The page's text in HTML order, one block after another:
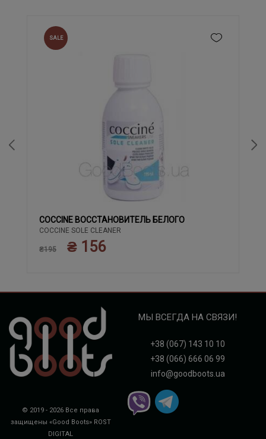
SALE
COCCINE ВОССТАНОВИТЕЛЬ БЕЛОГО
COCCINE SOLE CLEANER
₴195 ₴ 156
© 2019 - 2026 Все права
защищены «Good Boots» ROST
DIGITAL
МЫ ВСЕГДА НА СВЯЗИ!
+38 (067) 143 10 10
+38 (066) 666 06 99
info@goodboots.ua